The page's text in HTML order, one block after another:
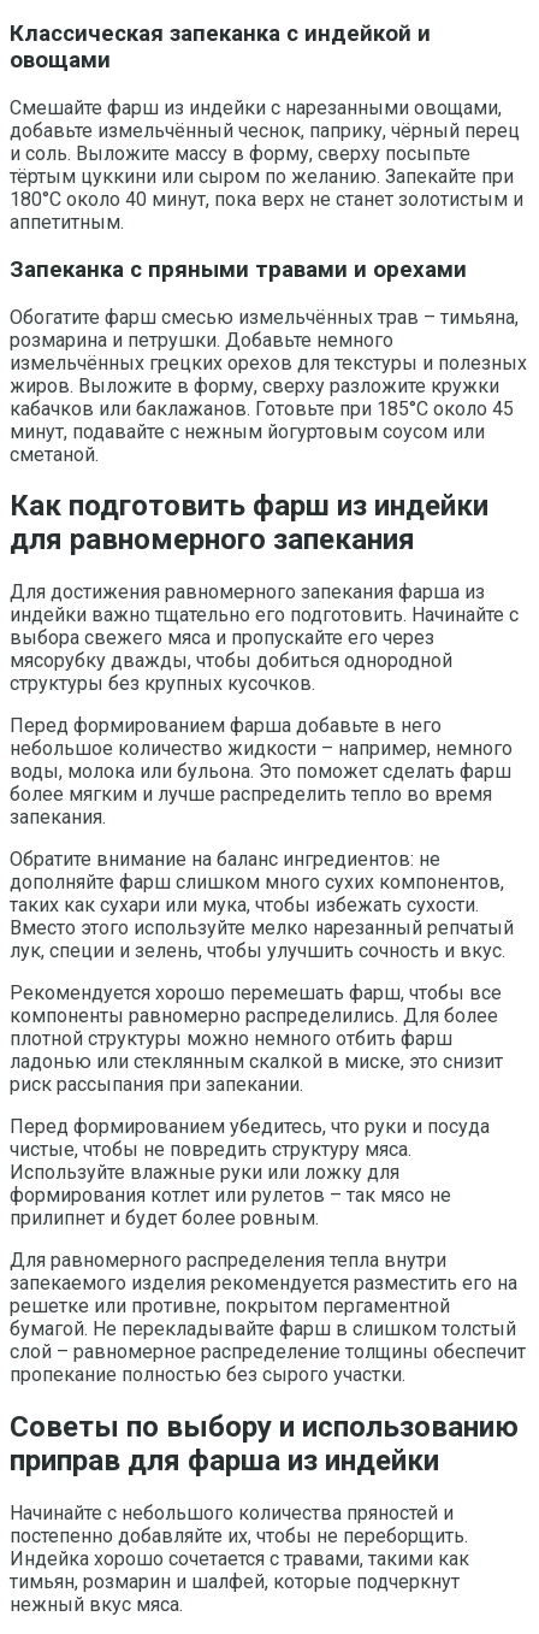
Классическая запеканка с индейкой и
овощами
Смешайте фарш из индейки с нарезанными овощами,
добавьте измельчённый чеснок, паприку, чёрный перец
и соль. Выложите массу в форму, сверху посыпьте
тёртым цуккини или сыром по желанию. Запекайте при
180°C около 40 минут, пока верх не станет золотистым и
аппетитным.
Запеканка с пряными травами и орехами
Обогатите фарш смесью измельчённых трав – тимьяна,
розмарина и петрушки. Добавьте немного
измельчённых грецких орехов для текстуры и полезных
жиров. Выложите в форму, сверху разложите кружки
кабачков или баклажанов. Готовьте при 185°C около 45
минут, подавайте с нежным йогуртовым соусом или
сметаной.
Как подготовить фарш из индейки
для равномерного запекания
Для достижения равномерного запекания фарша из
индейки важно тщательно его подготовить. Начинайте с
выбора свежего мяса и пропускайте его через
мясорубку дважды, чтобы добиться однородной
структуры без крупных кусочков.
Перед формированием фарша добавьте в него
небольшое количество жидкости – например, немного
воды, молока или бульона. Это поможет сделать фарш
более мягким и лучше распределить тепло во время
запекания.
Обратите внимание на баланс ингредиентов: не
дополняйте фарш слишком много сухих компонентов,
таких как сухари или мука, чтобы избежать сухости.
Вместо этого используйте мелко нарезанный репчатый
лук, специи и зелень, чтобы улучшить сочность и вкус.
Рекомендуется хорошо перемешать фарш, чтобы все
компоненты равномерно распределились. Для более
плотной структуры можно немного отбить фарш
ладонью или стеклянным скалкой в миске, это снизит
риск рассыпания при запекании.
Перед формированием убедитесь, что руки и посуда
чистые, чтобы не повредить структуру мяса.
Используйте влажные руки или ложку для
формирования котлет или рулетов – так мясо не
прилипнет и будет более ровным.
Для равномерного распределения тепла внутри
запекаемого изделия рекомендуется разместить его на
решетке или противне, покрытом пергаментной
бумагой. Не перекладывайте фарш в слишком толстый
слой – равномерное распределение толщины обеспечит
пропекание полностью без сырого участки.
Советы по выбору и использованию
приправ для фарша из индейки
Начинайте с небольшого количества пряностей и
постепенно добавляйте их, чтобы не переборщить.
Индейка хорошо сочетается с травами, такими как
тимьян, розмарин и шалфей, которые подчеркнут
нежный вкус мяса.